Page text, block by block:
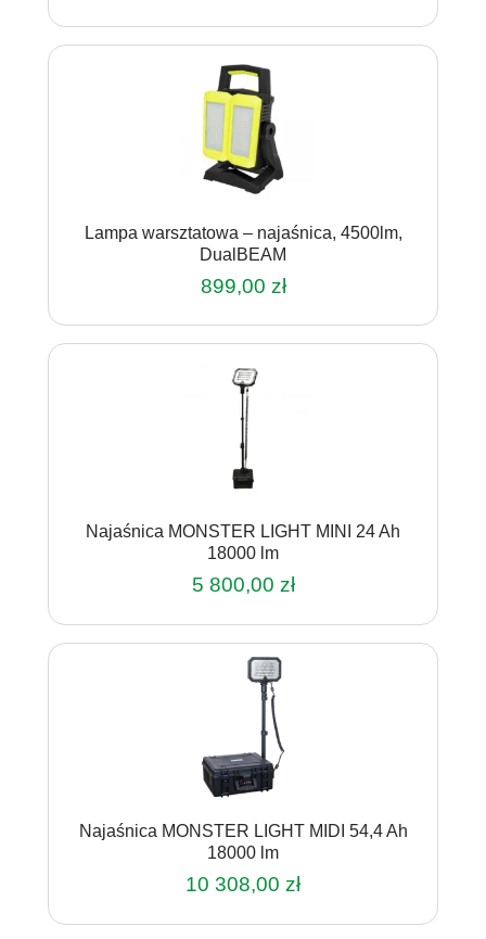
Lampa warsztatowa – najaśnica, 4500lm,
DualBEAM
899,00 zł
Najaśnica MONSTER LIGHT MINI 24 Ah
18000 lm
5 800,00 zł
Najaśnica MONSTER LIGHT MIDI 54,4 Ah
18000 lm
10 308,00 zł